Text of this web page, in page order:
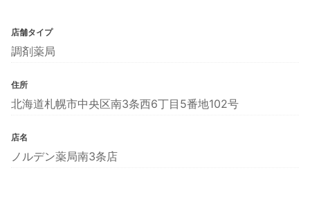
店舗タイプ
調剤薬局
住所
北海道札幌市中央区南3条西6丁目5番地102号
店名
ノルデン薬局南3条店